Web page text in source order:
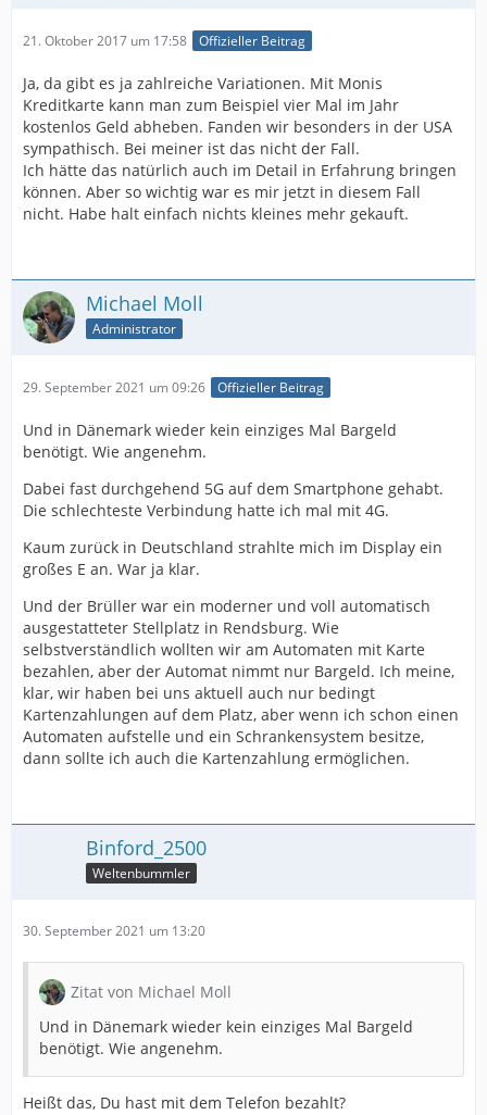
21. Oktober 2017 um 17:58 Offizieller Beitrag
Ja, da gibt es ja zahlreiche Variationen. Mit Monis
Kreditkarte kann man zum Beispiel vier Mal im Jahr
kostenlos Geld abheben. Fanden wir besonders in der USA
sympathisch. Bei meiner ist das nicht der Fall.
Ich hätte das natürlich auch im Detail in Erfahrung bringen
können. Aber so wichtig war es mir jetzt in diesem Fall
nicht. Habe halt einfach nichts kleines mehr gekauft.
Michael Moll
Administrator
29. September 2021 um 09:26 Offizieller Beitrag
Und in Dänemark wieder kein einziges Mal Bargeld
benötigt. Wie angenehm.
Dabei fast durchgehend 5G auf dem Smartphone gehabt.
Die schlechteste Verbindung hatte ich mal mit 4G.
Kaum zurück in Deutschland strahlte mich im Display ein
großes E an. War ja klar.
Und der Brüller war ein moderner und voll automatisch
ausgestatteter Stellplatz in Rendsburg. Wie
selbstverständlich wollten wir am Automaten mit Karte
bezahlen, aber der Automat nimmt nur Bargeld. Ich meine,
klar, wir haben bei uns aktuell auch nur bedingt
Kartenzahlungen auf dem Platz, aber wenn ich schon einen
Automaten aufstelle und ein Schrankensystem besitze,
dann sollte ich auch die Kartenzahlung ermöglichen.
Binford_2500
Weltenbummler
30. September 2021 um 13:20
Zitat von Michael Moll
Und in Dänemark wieder kein einziges Mal Bargeld
benötigt. Wie angenehm.
Heißt das, Du hast mit dem Telefon bezahlt?